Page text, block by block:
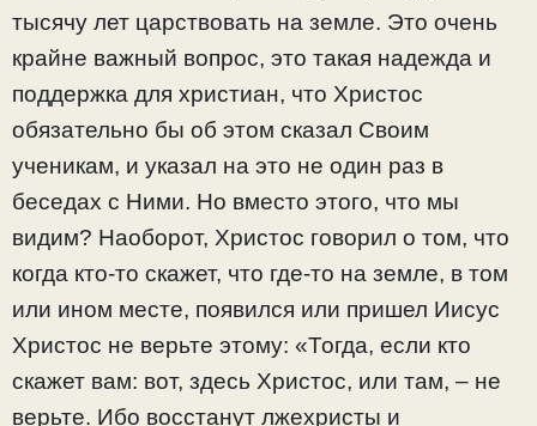
тысячу лет царствовать на земле. Это очень
крайне важный вопрос, это такая надежда и
поддержка для христиан, что Христос
обязательно бы об этом сказал Своим
ученикам, и указал на это не один раз в
беседах с Ними. Но вместо этого, что мы
видим? Наоборот, Христос говорил о том, что
когда кто-то скажет, что где-то на земле, в том
или ином месте, появился или пришел Иисус
Христос не верьте этому: «Тогда, если кто
скажет вам: вот, здесь Христос, или там, – не
верьте. Ибо восстанут лжехристы и